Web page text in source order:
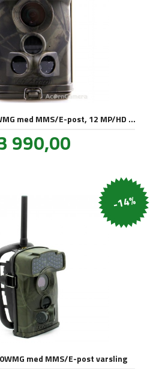
LTL Acorn - 6310WMG med MMS/E-post, 12 MP/HD video
990,00mva.
med MMS/E-post varsling
-14%